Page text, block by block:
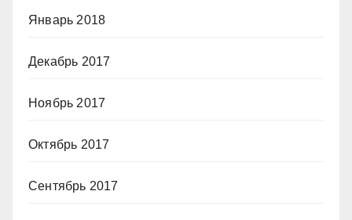
Январь 2018
Декабрь 2017
Ноябрь 2017
Октябрь 2017
Сентябрь 2017